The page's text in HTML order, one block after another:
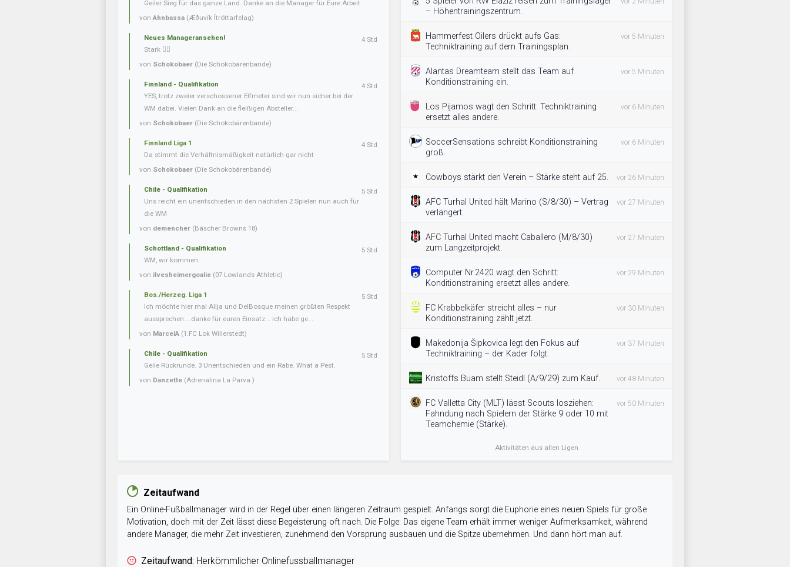
Geiler Sieg für das ganze Land. Danke an die Manager für Eure Arbeit
vonAhnbassa (Æðuvík Ítróttarfelag)
Neues Manageransehen!
Stark 👍🏼
von Schokobaer (Die Schokobärenbande)
4 Std
Finnland - Qualifikation
YES, trotz zweier verschossener Elfmeter sind wir nun sicher bei der
WM dabei. Vielen Dank an die fleißigen Absteller...
von Schokobaer (Die Schokobärenbande)
4 Std
Finnland Liga 1
Da stimmt die Verhältnismäßigkeit natürlich gar nicht
von Schokobaer (Die Schokobärenbande)
4 Std
Chile - Qualifikation
Uns reicht ein unentschieden in den nächsten 2 Spielen nun auch für
die WM
von demencher (Bäscher Browns 18)
5 Std
Schottland - Qualifikation
WM, wir kommen.
von ilvesheimergoalie (07 Lowlands Athletic)
5 Std
Bos./Herzeg. Liga 1
Ich möchte hier mal Alija und DelBosque meinen größten Respekt
aussprechen... danke für euren Einsatz... ich habe ge...
von MarcelA (1.FC Lok Willerstedt)
5 Std
Chile - Qualifikation
Geile Rückrunde. 3 Unentschieden und ein Rabe. What a Pest.
von Danzette (Adrenalina La Parva )
5 Std
– Höhentrainingszentrum.
Hammerfest Oilers drückt aufs Gas:
Techniktraining auf dem Trainingsplan.
vor 5 Minuten
Alantas Dreamteam stellt das Team auf
Konditionstraining ein.
vor 5 Minuten
Los Pijamos wagt den Schritt: Techniktraining
ersetzt alles andere.
vor 6 Minuten
SoccerSensations schreibt Konditionstraining
groß.
vor 6 Minuten
Cowboys stärkt den Verein – Stärke steht auf 25. vor 26 Minuten
AFC Turhal United hält Marino (S/8/30) – Vertrag
verlängert.
vor 27 Minuten
AFC Turhal United macht Caballero (M/8/30)
zum Langzeitprojekt.
vor 27 Minuten
Computer Nr.2420 wagt den Schritt:
Konditionstraining ersetzt alles andere.
vor 29 Minuten
FC Krabbelkäfer streicht alles – nur
Konditionstraining zählt jetzt.
vor 30 Minuten
Makedonija Šipkovica legt den Fokus auf
Techniktraining – der Kader folgt.
vor 37 Minuten
Kristoffs Buam stellt Steidl (A/9/29) zum Kauf. vor 48 Minuten
FC Valletta City (MLT) lässt Scouts losziehen:
Fahndung nach Spielern der Stärke 9 oder 10 mit
Teamchemie (Stärke).
vor 50 Minuten
Aktivitäten aus allen Ligen
Zeitaufwand
Ein Online-Fußballmanager wird in der Regel über einen längeren Zeitraum gespielt. Anfangs sorgt die Euphorie eines neuen Spiels für große
Motivation, doch mit der Zeit lässt diese Begeisterung oft nach. Die Folge: Das eigene Team erhält immer weniger Aufmerksamkeit, während
andere Manager, die mehr Zeit investieren, zunehmend den Vorsprung ausbauen und die Spitze übernehmen. Und dann hört man auf.
Zeitaufwand: Herkömmlicher Onlinefussballmanager